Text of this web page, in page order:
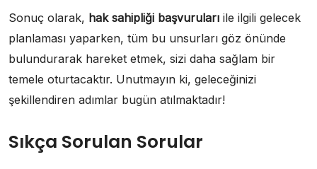
Sonuç olarak, hak sahipliği başvuruları ile ilgili gelecek
planlaması yaparken, tüm bu unsurları göz önünde
bulundurarak hareket etmek, sizi daha sağlam bir
temele oturtacaktır. Unutmayın ki, geleceğinizi
şekillendiren adımlar bugün atılmaktadır!
Sıkça Sorulan Sorular